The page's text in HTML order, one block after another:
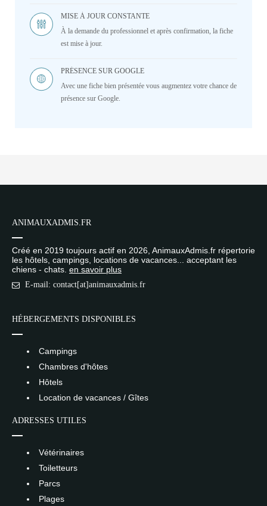
MISE À JOUR CONSTANTE
À la demande du professionnel et après confirmation, la fiche
est mise à jour.
PRÉSENCE SUR GOOGLE
Avec une fiche bien présentée vous augmentez votre chance de
présence sur Google.
ANIMAUXADMIS.FR
Créé en 2019 toujours actif en 2026, AnimauxAdmis.fr répertorie
les hôtels, campings, locations de vacances... acceptant les
chiens - chats. en savoir plus
E-mail: contact[at]animauxadmis.fr
HÉBERGEMENTS DISPONIBLES
Campings
Chambres d'hôtes
Hôtels
Location de vacances / Gîtes
ADRESSES UTILES
Vétérinaires
Toiletteurs
Parcs
Plages